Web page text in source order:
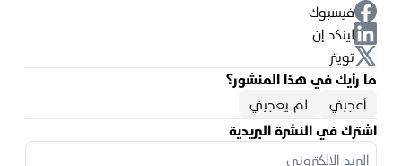
فيسبوك
لينكد إن
تويتر
ما رأيك في هذا المنشور؟
أعجبني
لم يعجبني
اشترك في النشرة البريدية